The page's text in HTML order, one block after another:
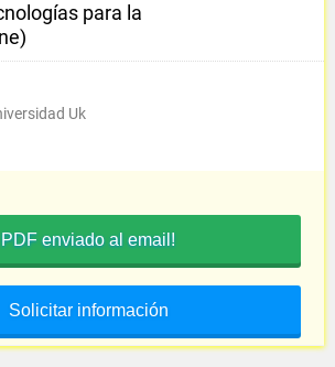
para la
Uk
PDF enviado al email!
Solicitar información